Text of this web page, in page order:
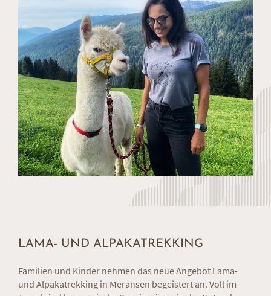
LAMA- UND ALPAKATREKKING
Familien und Kinder nehmen das neue Angebot Lama-
und Alpakatrekking in Meransen begeistert an. Voll im